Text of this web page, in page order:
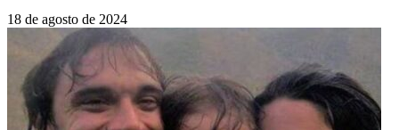
18 de agosto de 2024